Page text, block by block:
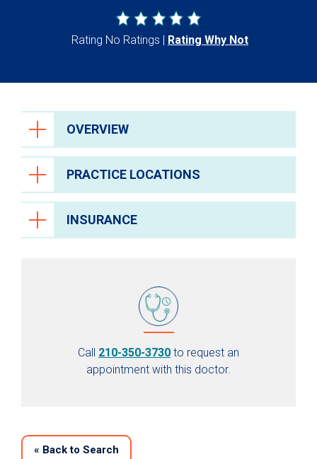
Rating No Ratings Rating Why Not
OVERVIEW
PRACTICE LOCATIONS
INSURANCE
Call 210-350-3730 to request an
appointment with this doctor.
« Back to Search